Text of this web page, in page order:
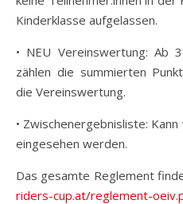
Kinderklasse aufgelassen.
• NEU Vereinswertung: Ab
zählen die summierten
die Vereinswertung.
• Zwischenergebnisliste:
eingesehen werden.
Das gesamte Reglement
riders-cup.at/reglement-